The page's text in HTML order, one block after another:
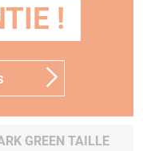
!
GREEN TAILLE